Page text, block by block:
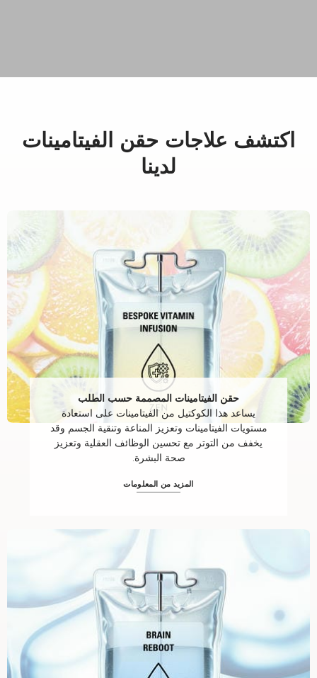
اكتشف علاجات حقن الفيتامينات
لدينا
حقن الفيتامينات المصممة حسب الطلب
يساعد هذا الكوكتيل من الفيتامينات على استعادة
مستويات الفيتامينات وتعزيز المناعة وتنقية الجسم وقد
يخفف من التوتر مع تحسين الوظائف العقلية وتعزيز
صحة البشرة.
المزيد من المعلومات